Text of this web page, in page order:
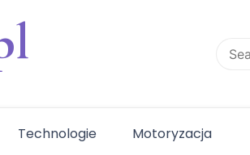
Technologie Motoryzacja